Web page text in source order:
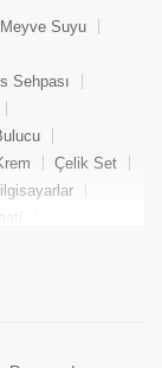
Meyve Suyu
Sehpası
Çelik Set